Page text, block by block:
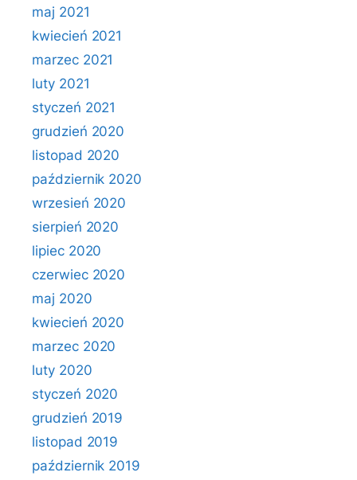
maj 2021
kwiecień 2021
marzec 2021
luty 2021
styczeń 2021
grudzień 2020
listopad 2020
październik 2020
wrzesień 2020
sierpień 2020
lipiec 2020
czerwiec 2020
maj 2020
kwiecień 2020
marzec 2020
luty 2020
styczeń 2020
grudzień 2019
listopad 2019
październik 2019